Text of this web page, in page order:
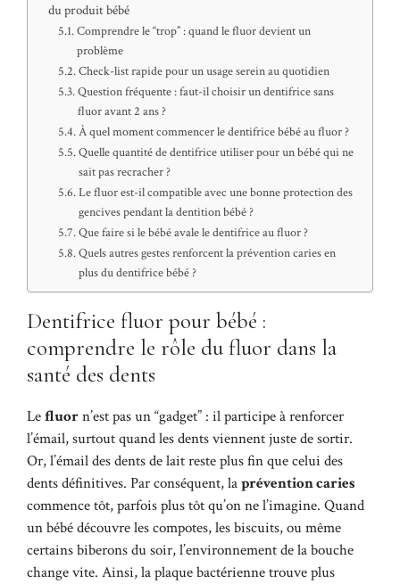
du produit bébé
Comprendre le “trop” : quand le fluor devient un
problème
Check-list rapide pour un usage serein au quotidien
Question fréquente : faut-il choisir un dentifrice sans
fluor avant 2 ans ?
À quel moment commencer le dentifrice bébé au fluor ?
Quelle quantité de dentifrice utiliser pour un bébé qui ne
sait pas recracher ?
Le fluor est-il compatible avec une bonne protection des
gencives pendant la dentition bébé ?
Que faire si le bébé avale le dentifrice au fluor ?
Quels autres gestes renforcent la prévention caries en
plus du dentifrice bébé ?
Dentifrice fluor pour bébé :
comprendre le rôle du fluor dans la
santé des dents
Lefluorn’est pas un “gadget” : il participe à renforcer
l’émail, surtout quand les dents viennent juste de sortir.
Or, l’émail des dents de lait reste plus fin que celui des
dents définitives. Par conséquent, laprévention caries
commence tôt, parfois plus tôt qu’on ne l’imagine. Quand
un bébé découvre les compotes, les biscuits, ou même
certains biberons du soir, l’environnement de la bouche
change vite. Ainsi, la plaque bactérienne trouve plus